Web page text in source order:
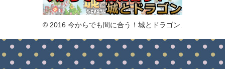
© 2016 今からでも間に合う！城とドラゴン.